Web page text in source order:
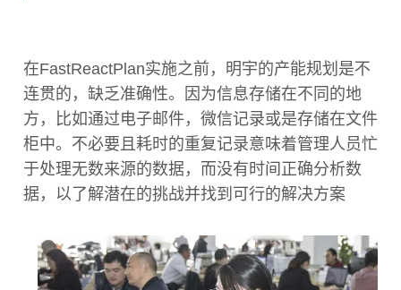
在FastReactPlan实施之前，明宇的产能规划是不
连贯的，缺乏准确性。因为信息存储在不同的地
方，比如通过电子邮件，微信记录或是存储在文件
柜中。不必要且耗时的重复记录意味着管理人员忙
于处理无数来源的数据，而没有时间正确分析数
据，以了解潜在的挑战并找到可行的解决方案